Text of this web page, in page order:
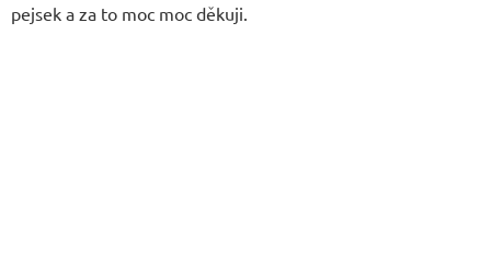
pejsek a za to moc moc děkuji.